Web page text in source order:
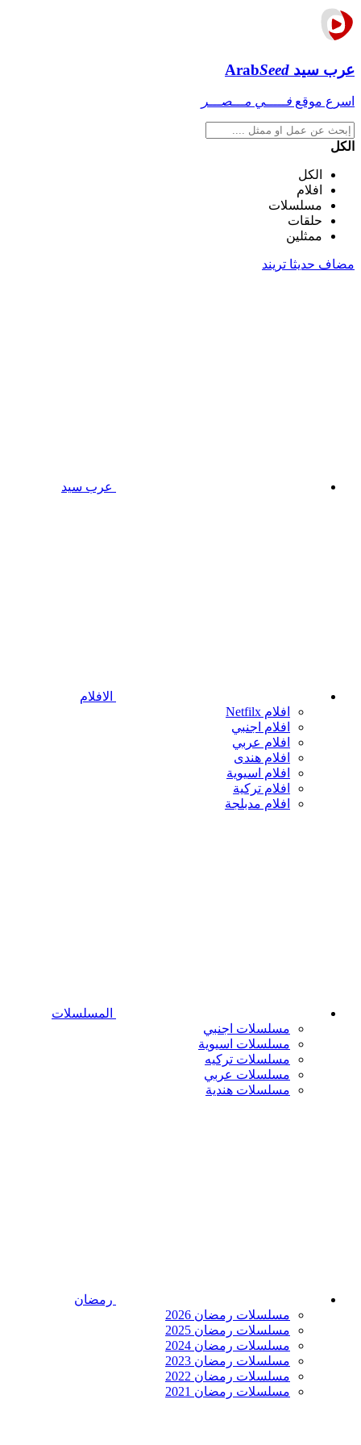
عرب سيد ArabSeed
اسرع موقع فـــــي مـــصـــر
الكل
الكل
افلام
مسلسلات
حلقات
ممثلين
مضاف حديثا تريند
عرب سيد
الافلام
افلام Netfilx
افلام اجنبي
افلام عربي
افلام هندى
افلام اسيوية
افلام تركية
افلام مدبلجة
المسلسلات
مسلسلات اجنبي
مسلسلات اسيوية
مسلسلات تركيه
مسلسلات عربي
مسلسلات هندية
رمضان
مسلسلات رمضان 2026
مسلسلات رمضان 2025
مسلسلات رمضان 2024
مسلسلات رمضان 2023
مسلسلات رمضان 2022
مسلسلات رمضان 2021